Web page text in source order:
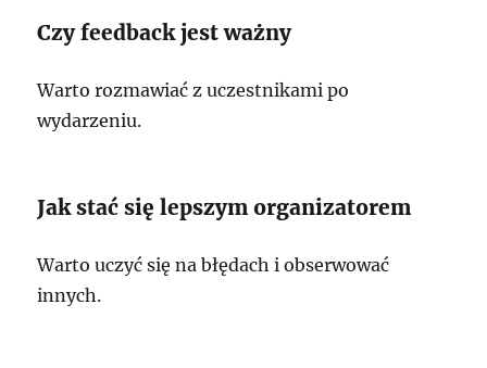
Czy feedback jest ważny
Warto rozmawiać z uczestnikami po
wydarzeniu.
Jak stać się lepszym organizatorem
Warto uczyć się na błędach i obserwować
innych.